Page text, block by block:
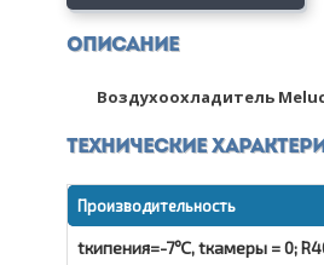
Описание
Воздухоохладитель
Технические
Производительность
tкипения=-7℃, tкамеры = 0;